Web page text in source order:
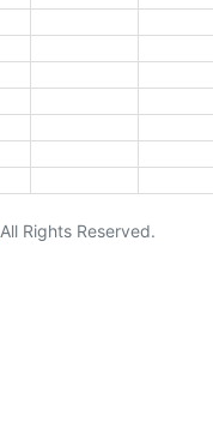
All Rights Reserved.